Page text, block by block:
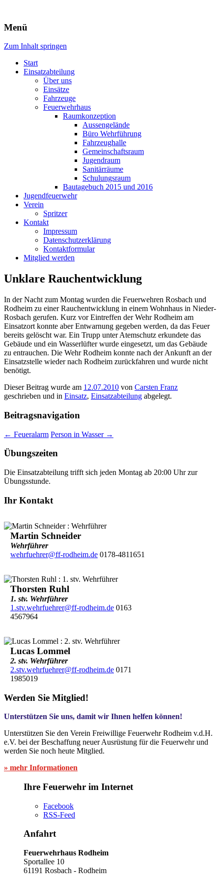
Freiwillige Feuerwehr Rodheim
v.d.H.
Menü
Zum Inhalt springen
Start
Einsatzabteilung
Über uns
Einsätze
Fahrzeuge
Feuerwehrhaus
Raumkonzeption
Aussengelände
Büro Wehrführung
Fahrzeughalle
Gemeinschaftsraum
Jugendraum
Sanitärräume
Schulungsraum
Bautagebuch 2015 und 2016
Jugendfeuerwehr
Verein
Spritzer
Kontakt
Impressum
Datenschutzerklärung
Kontaktformular
Mitglied werden
Unklare Rauchentwicklung
In der Nacht zum Montag wurden die Feuerwehren Rosbach und
Rodheim zu einer Rauchentwicklung in einem Wohnhaus in Nieder-
Rosbach gerufen. Kurz vor Eintreffen der Wehr Rodheim am
Einsatzort konnte aber Entwarnung gegeben werden, da das Feuer
bereits gelöscht war. Ein Trupp unter Atemschutz erkundete das
Gebäude und ein Wasserlüfter wurde eingesetzt, um das Gebäude
zu entrauchen. Die Wehr Rodheim konnte nach der Ankunft an der
Einsatzstelle wieder nach Rodheim zurückfahren und wurde nicht
benötigt.
Dieser Beitrag wurde am 12.07.2010 von Carsten Franz
geschrieben und in Einsatz, Einsatzabteilung abgelegt.
Beitragsnavigation
← Feueralarm Person in Wasser →
Übungszeiten
Die Einsatzabteilung trifft sich jeden Montag ab 20:00 Uhr zur
Übungsstunde.
Ihr Kontakt
Martin Schneider
Wehrführer
wehrfuehrer@ff-rodheim.de0178-4811651
Thorsten Ruhl
1. stv. Wehrführer
1.stv.wehrfuehrer@ff-rodheim.de0163
4567964
Lucas Lommel
2. stv. Wehrführer
2.stv.wehrfuehrer@ff-rodheim.de0171
1985019
Werden Sie Mitglied!
Unterstützen Sie uns, damit wir Ihnen helfen können!
Unterstützen Sie den Verein Freiwillige Feuerwehr Rodheim v.d.H.
e.V. bei der Beschaffung neuer Ausrüstung für die Feuerwehr und
werden Sie noch heute Mitglied.
» mehr Informationen
Ihre Feuerwehr im Internet
Facebook
RSS-Feed
Anfahrt
Feuerwehrhaus Rodheim
Sportallee 10
61191 Rosbach - Rodheim